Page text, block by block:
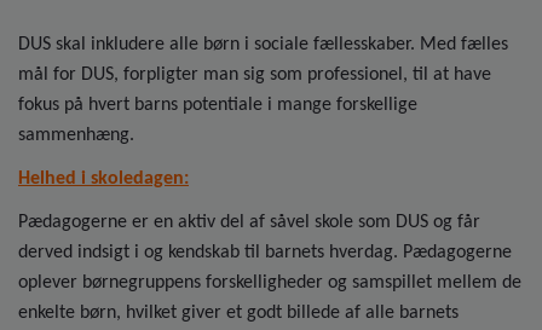
DUS skal inkludere alle børn i sociale fællesskaber. Med fælles
mål for DUS, forpligter man sig som professionel, til at have
fokus på hvert barns potentiale i mange forskellige
sammenhæng.
Helhed i skoledagen:
Pædagogerne er en aktiv del af såvel skole som DUS og får
derved indsigt i og kendskab til barnets hverdag. Pædagogerne
oplever børnegruppens forskelligheder og samspillet mellem de
enkelte børn, hvilket giver et godt billede af alle barnets